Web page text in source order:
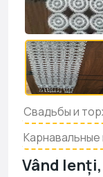
Свадьбы и
Vând